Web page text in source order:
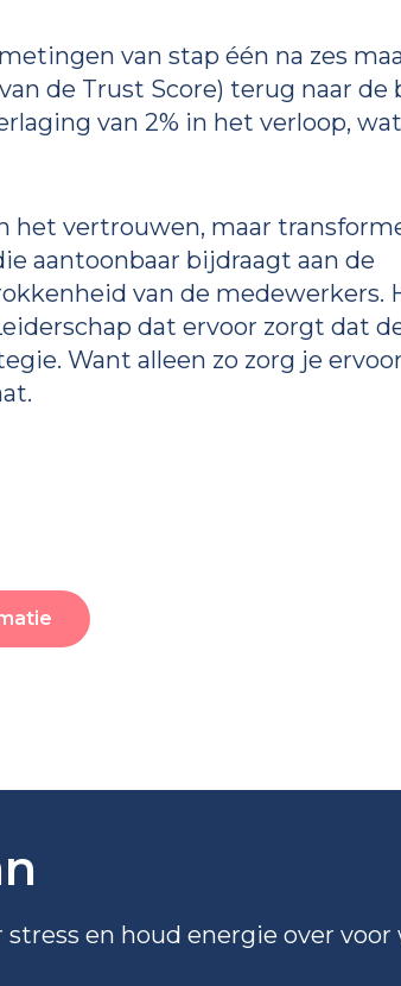
van stap één na zes
de Trust Score) terug naar de
van 2% in het verloop, wat
het vertrouwen, maar
aantoonbaar bijdraagt aan de
van de medewerkers.
dat ervoor zorgt dat
Want alleen zo zorg je
en houd energie over